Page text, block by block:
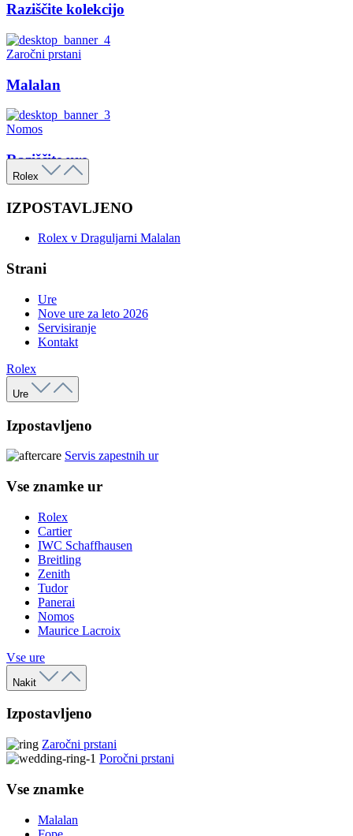
Raziščite kolekcijo
Zaročni prstani
Malalan
Nomos
Raziščite ure
Rolex
IZPOSTAVLJENO
Rolex v Draguljarni Malalan
Strani
Ure
Nove ure za leto 2026
Servisiranje
Kontakt
Rolex
Ure
Izpostavljeno
Servis zapestnih ur
Vse znamke ur
Rolex
Cartier
IWC Schaffhausen
Breitling
Zenith
Tudor
Panerai
Nomos
Maurice Lacroix
Vse ure
Nakit
Izpostavljeno
Zaročni prstani
Poročni prstani
Vse znamke
Malalan